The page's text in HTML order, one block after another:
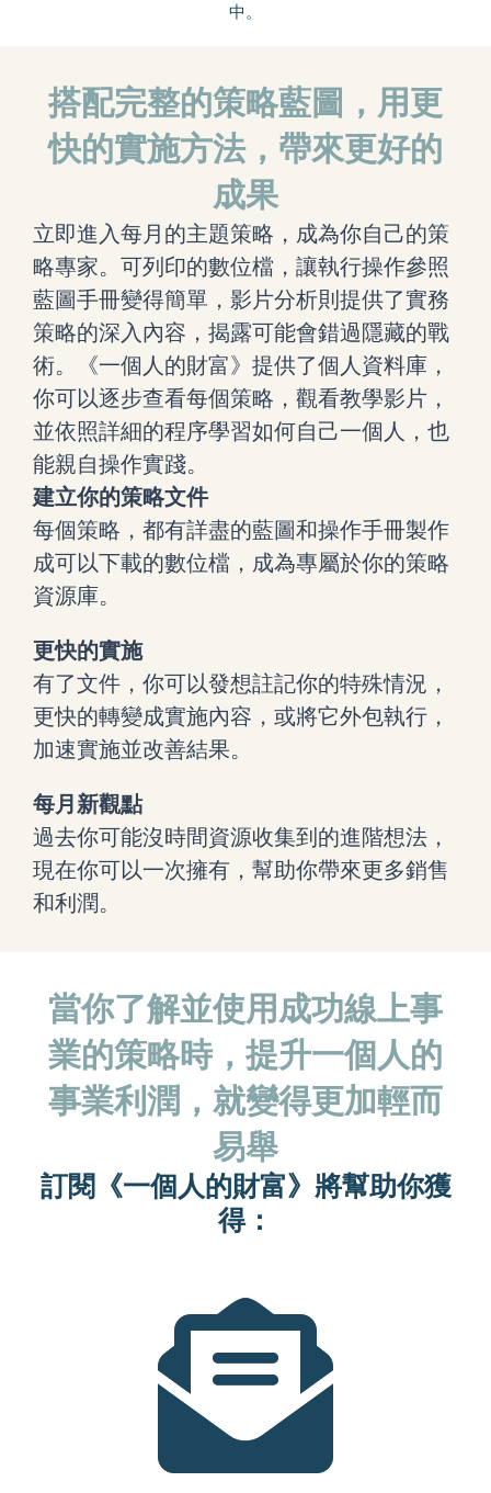
中。
搭配完整的策略藍圖 ，用更
快的實施方法，帶來更好的
成果
立即進入每月的主題策略，成為你自己的策
略專家。可列印的數位檔，讓執行操作參照
藍圖手冊變得簡單，影片分析則提供了實務
策略的深入內容，揭露可能會錯過隱藏的戰
術。《一個人的財富》提供了個人資料庫，
你可以逐步查看每個策略，觀看教學影片，
並依照詳細的程序學習如何自己一個人，也
能親自操作實踐。
建立你的策略文件
每個策略，都有詳盡的藍圖和操作手冊製作
成可以下載的數位檔，成為專屬於你的策略
資源庫。
更快的實施
有了文件，你可以發想註記你的特殊情況，
更快的轉變成實施內容，或將它外包執行，
加速實施並改善結果。
每月新觀點
過去你可能沒時間資源收集到的進階想法，
現在你可以一次擁有，幫助你帶來更多銷售
和利潤。
當你了解並使用成功線上事
業的策略時，提升一個人的
事業利潤，就變得更加輕而
易舉
訂閱 《一個人的財富》將幫助你獲
得：